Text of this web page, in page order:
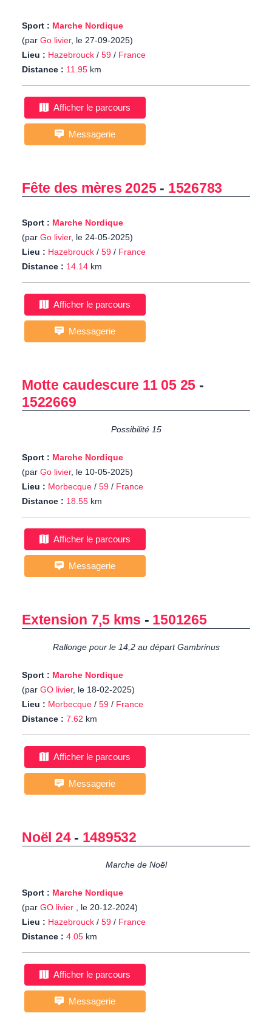
Sport : Marche Nordique
(par Go livier, le 27-09-2025)
Lieu : Hazebrouck / 59 / France
Distance : 11.95 km
Afficher le parcours
Messagerie
Fête des mères 2025- 1526783
Sport : Marche Nordique
(par Go livier, le 24-05-2025)
Lieu : Hazebrouck / 59 / France
Distance : 14.14 km
Afficher le parcours
Messagerie
Motte caudescure 11 05 25 -
1522669
Possibilité 15
Sport : Marche Nordique
(par Go livier, le 10-05-2025)
Lieu : Morbecque / 59 / France
Distance : 18.55 km
Afficher le parcours
Messagerie
Extension 7,5 kms - 1501265
Rallonge pour le 14,2 au départ Gambrinus
Sport : Marche Nordique
(par GO livier, le 18-02-2025)
Lieu : Morbecque / 59 / France
Distance : 7.62 km
Afficher le parcours
Messagerie
Noël 24- 1489532
Marche de Noël
Sport : Marche Nordique
(par GO livier , le 20-12-2024)
Lieu : Hazebrouck / 59 / France
Distance : 4.05 km
Afficher le parcours
Messagerie